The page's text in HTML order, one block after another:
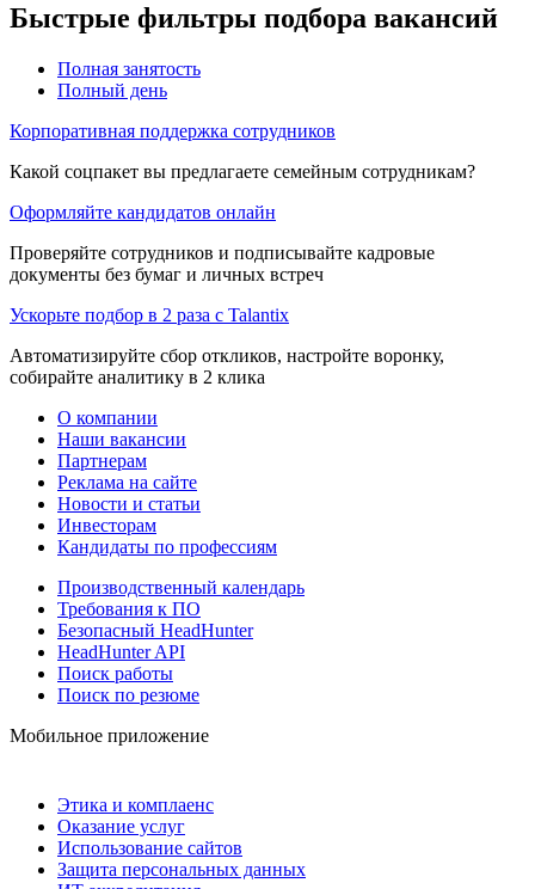
Быстрые фильтры подбора вакансий
Полная занятость
Полный день
Корпоративная поддержка сотрудников
Какой соцпакет вы предлагаете семейным сотрудникам?
Оформляйте кандидатов онлайн
Проверяйте сотрудников и подписывайте кадровые
документы без бумаг и личных встреч
Ускорьте подбор в 2 раза с Talantix
Автоматизируйте сбор откликов, настройте воронку,
собирайте аналитику в 2 клика
О компании
Наши вакансии
Партнерам
Реклама на сайте
Новости и статьи
Инвесторам
Кандидаты по профессиям
Производственный календарь
Требования к ПО
Безопасный HeadHunter
HeadHunter API
Поиск работы
Поиск по резюме
Мобильное приложение
Этика и комплаенс
Оказание услуг
Использование сайтов
Защита персональных данных